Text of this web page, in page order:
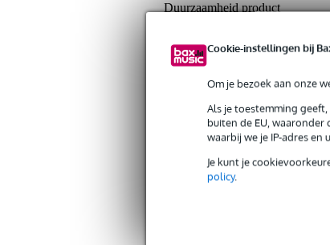
Cookie-instellingen bij
Om je bezoek aan onze
Als je toestemming
buiten de EU,
waarbij we je IP-adres
Je kunt je
policy.
Duurzaamheid product
Hoeveelheid
Type kabel
Kabellengte
Gewicht en afmetingen inclusief
Gewicht(incl. verpakking)